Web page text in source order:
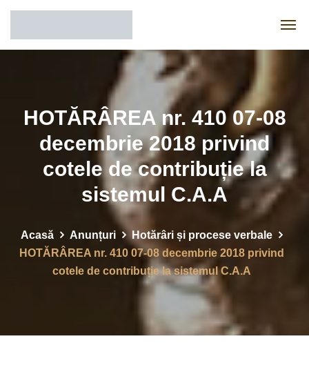
HOTĂRÂREA nr. 410 07-08
decembrie 2018 privind
cotele de contribuție la
sistemul C.A.A
Acasă Anunțuri
Hotărâri și procese verbale
HOTĂRÂREA nr. 410 07-08 decembrie 2018 privind
cotele de contribuție la sistemul C.A.A